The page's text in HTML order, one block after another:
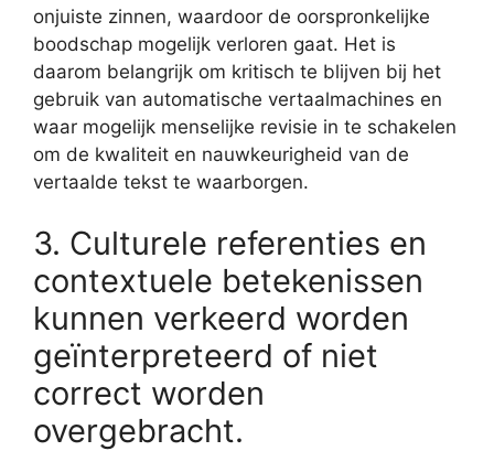
onjuiste zinnen, waardoor de oorspronkelijke
boodschap mogelijk verloren gaat. Het is
daarom belangrijk om kritisch te blijven bij het
gebruik van automatische vertaalmachines en
waar mogelijk menselijke revisie in te schakelen
om de kwaliteit en nauwkeurigheid van de
vertaalde tekst te waarborgen.
3. Culturele referenties en
contextuele betekenissen
kunnen verkeerd worden
geïnterpreteerd of niet
correct worden
overgebracht.